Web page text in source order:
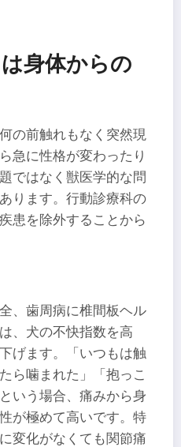
は身体からの
の前触れもなく突然現
急に性格が変わったり
ではなく獣医学的な問
ります。行動診療科の
患を除外することから
、歯周病に椎間板ヘル
、犬の不快指数を高
げます。「いつもは触
ら噛まれた」「抱っこ
いう場合、痛みから身
が極めて高いです。特
変化がなくても関節痛